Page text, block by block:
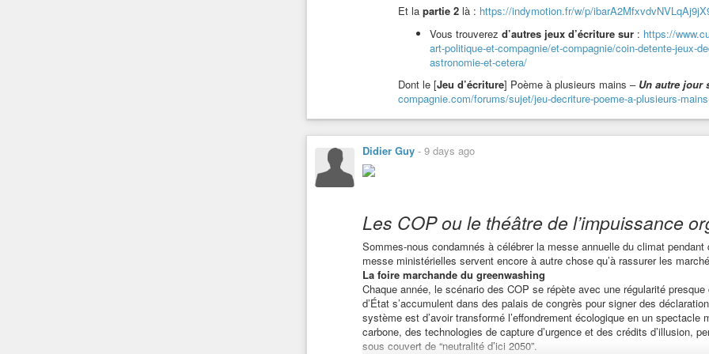
Le convive 1 : « De l’humour d’extraterrestre ? Et le principal, euh, ben,
dites vrai, ferait qu’on ne les savourerait plus, qu’on ne voudrait plus en
qui va avec serait plus fort que le sens des papilles, influerait sur notre
L’extraterrestre : « Le manque d’éthique ? Du crime ? »
Le convive 3 : « Ben, rendre enceinte une humaine contre sa volonté,
Le convive 2 : « Pour nous, cela ne change rien ! »
Le convive 1 : « Clairement rien, et nous qui vous prenions pour une
L’extraterrestre éclatant de rire : « Ah ah ah ah ah !!! Vos airs de dégoût,
moment. »
Le convive 2 : « Ouf ! C’était donc bien une plaisanterie ? »
L’extraterrestre : « Une plaisanterie ? On peut dire, si ce n’est que mon
prendre conscience de certaines de vos contradictions, de votre propre
autrement. J’ai pensé que ce serait plus impactant que de vous faire tout
extraterrestres n’en sont pas moins dénués de conscience d’être vivant,
une qualité d’esprit, de logique qui vous surprendrait si vous pouviez les
Et la partie 2 là : https://indymotion.fr/w/p/
Vous trouverez d’autres jeux d’écriture sur : https://
art-politique-et-compagnie/et-compagnie/coin-detente-jeux-
astronomie-et-cetera/
Dont le [Jeu d’écriture] Poème à plusieurs mains – Un autre jour
compagnie.com/forums/sujet/jeu-decriture-poeme-a-plusieurs-
Didier Guy - 9 days ago
Les COP ou le théâtre de l’impuissance
Sommes-nous condamnés à célébrer la messe annuelle du climat
messe ministérielles servent encore à autre chose qu’à rassurer les
La foire marchande du greenwashing
Chaque année, le scénario des COP se répète avec une régularité
d’État s’accumulent dans des palais de congrès pour signer des
système est d’avoir transformé l’effondrement écologique en un
carbone, des technologies de capture d’urgence et des crédits d’illusion,
sous couvert de “neutralité d’ici 2050”.